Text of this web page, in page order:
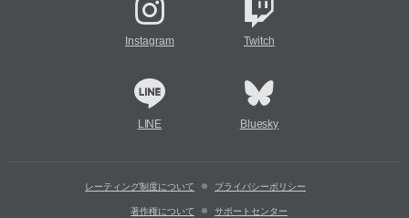
Instagram Twitch
LINE Bluesky
レーティング制度について プライバシーポリシー
著作権について サポートセンター